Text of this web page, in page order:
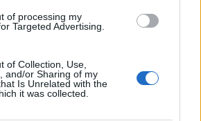
of processing my
Targeted Advertising.
of Collection, Use,
and/or Sharing of my
Is Unrelated with the
it was collected.
camembert